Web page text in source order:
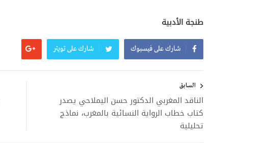
طنجة الأدبية
شارك على فيسبوك شارك على تويتر
المقالات
السابق
الناقد المغربي الدكتور حسن اليملاحي يصدر
كتاب خطاب الرواية النسائية بالمغرب، نماذج
تحليلية